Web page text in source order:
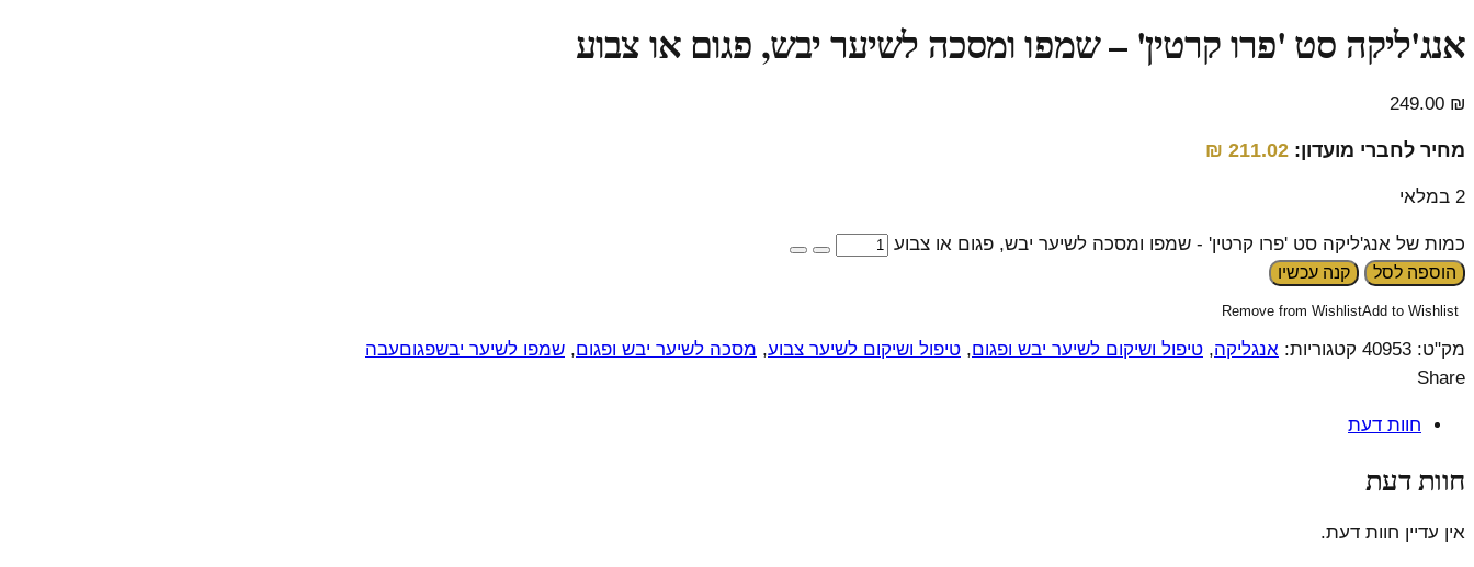
אנג'ליקה סט 'פרו קרטין' – שמפו ומסכה לשיער יבש, פגום או צבוע
249.00 ₪
מחיר לחברי מועדון: 211.02
₪
2 במלאי
כמות של אנג'ליקה סט 'פרו קרטין' - שמפו ומסכה לשיער יבש, פגום או צבוע
הוספה לסל קנה עכשיו
Add to Wishlist
Remove from Wishlist
מק"ט: 40953 קטגוריות: אנגליקה, טיפול ושיקום לשיער יבש ופגום, טיפול ושיקום לשיער צבוע, מסכה לשיער יבש ופגום, שמפו לשיער יבשפגוםעבה
Share
חוות דעת
חוות דעת
אין עדיין חוות דעת.